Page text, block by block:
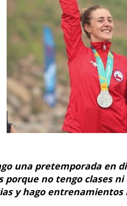
una pretemporada en
no tengo clases ni
y hago entrenamientos